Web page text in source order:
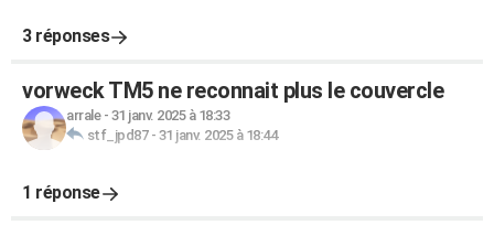
3 réponses
vorweck TM5 ne reconnait plus le couvercle
arrale- 31 janv. 2025 à 18:33
stf_jpd87- 31 janv. 2025 à 18:44
1 réponse